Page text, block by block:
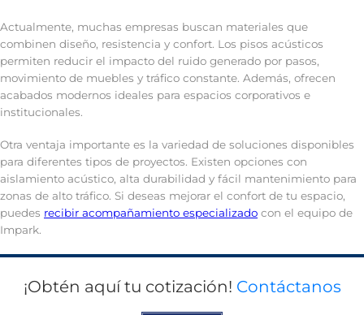
Actualmente, muchas empresas buscan materiales que
combinen diseño, resistencia y confort. Los pisos acústicos
permiten reducir el impacto del ruido generado por pasos,
movimiento de muebles y tráfico constante. Además, ofrecen
acabados modernos ideales para espacios corporativos e
institucionales.
Otra ventaja importante es la variedad de soluciones disponibles
para diferentes tipos de proyectos. Existen opciones con
aislamiento acústico, alta durabilidad y fácil mantenimiento para
zonas de alto tráfico. Si deseas mejorar el confort de tu espacio,
puedes recibir acompañamiento especializado con el equipo de
Impark.
¡Obtén aquí tu cotización! Contáctanos